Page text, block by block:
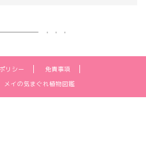
リシー
免責事項
イの気まぐれ植物図鑑